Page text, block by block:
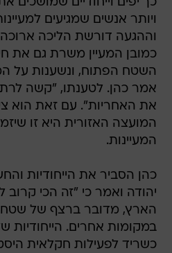
ויותר אנשים שמגיעים
וההגעה דורשת הליכה ארוכה
כמובן המעיין משרת גם את
השטח הפתוח, ונשענות על
אמר כהן. לטענתו, "קשה
את האחריות". עם זאת הוא
המועצה האזורית היא זו
המעיינות.
כהן הסביר את הייחודיות
יהודה ואמר כי "זה הכי קרוב
הארץ, מדובר ברצף של
במקומות אחרים. הייחודיות
כשריד לפעילות חקלאית